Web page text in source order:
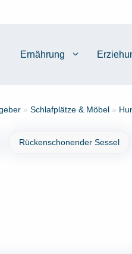
Ernährung
» Schlafplätze & Möbel »
Rückenschonender Sessel